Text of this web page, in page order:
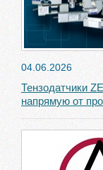
04.06.2026
Тензодатчики
напрямую от